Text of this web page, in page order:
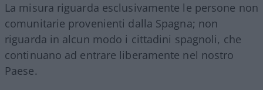
La misura riguarda esclusivamente le persone non
comunitarie provenienti dalla Spagna; non
riguarda in alcun modo i cittadini spagnoli, che
continuano ad entrare liberamente nel nostro
Paese.